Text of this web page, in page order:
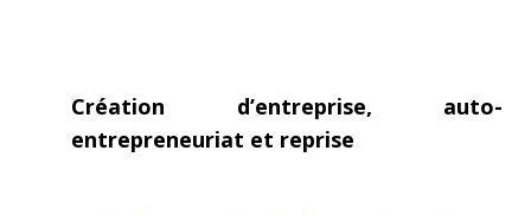
Création d’entreprise, auto-
entrepreneuriat et reprise